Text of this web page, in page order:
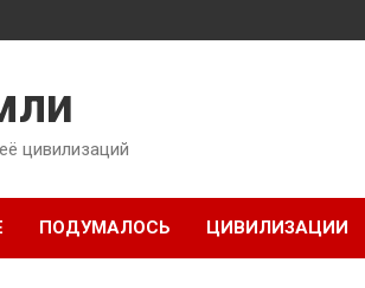
цивилизаций
ПОДУМАЛОСЬ ЦИВИЛИЗАЦИИ